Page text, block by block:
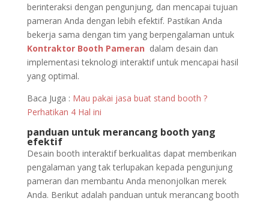
berinteraksi dengan pengunjung, dan mencapai tujuan
pameran Anda dengan lebih efektif. Pastikan Anda
bekerja sama dengan tim yang berpengalaman untuk
Kontraktor Booth Pameran dalam desain dan
implementasi teknologi interaktif untuk mencapai hasil
yang optimal.
Baca Juga : Mau pakai jasa buat stand booth ?
Perhatikan 4 Hal ini
panduan untuk merancang booth yang
efektif
Desain booth interaktif berkualitas dapat memberikan
pengalaman yang tak terlupakan kepada pengunjung
pameran dan membantu Anda menonjolkan merek
Anda. Berikut adalah panduan untuk merancang booth